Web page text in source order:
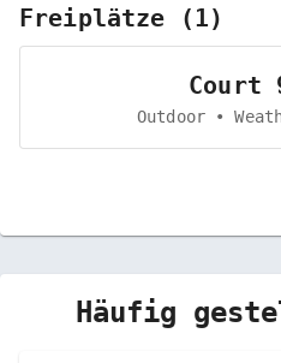
Freiplätze (1)
Court
Outdoor •
Häufig